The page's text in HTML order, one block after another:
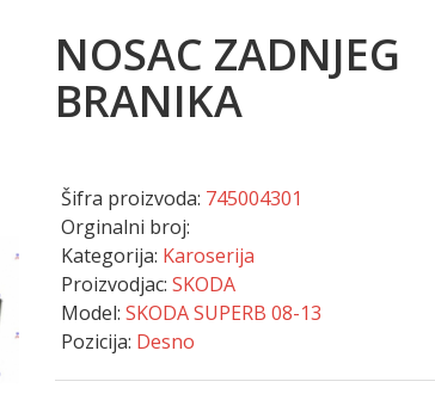
NOSAC ZADNJEG
BRANIKA
Šifra proizvoda: 745004301
Orginalni broj:
Kategorija: Karoserija
Proizvodjac: SKODA
Model: SKODA SUPERB 08-13
Pozicija: Desno